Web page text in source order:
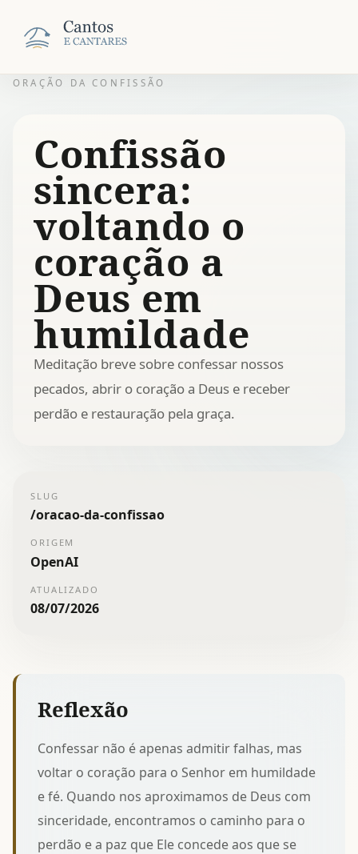
ORAÇÃO DA CONFISSÃO
Confissão
sincera:
voltando o
coração a
Deus em
humildade
Meditação breve sobre confessar nossos
pecados, abrir o coração a Deus e receber
perdão e restauração pela graça.
SLUG
/oracao-da-confissao
ORIGEM
OpenAI
ATUALIZADO
08/07/2026
Reflexão
Confessar não é apenas admitir falhas, mas
voltar o coração para o Senhor em humildade
e fé. Quando nos aproximamos de Deus com
sinceridade, encontramos o caminho para o
perdão e a paz que Ele concede aos que se